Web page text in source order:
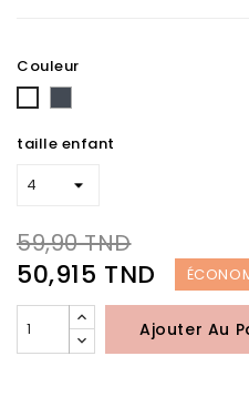
Couleur
Blanc
taille enfant
59,90 TND
50,915 TND
Ajouter Au